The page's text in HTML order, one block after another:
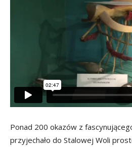
Ponad 200 okazów z
przyjechało do Stalowej Woli